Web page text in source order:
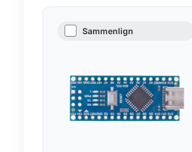
Sammenlign